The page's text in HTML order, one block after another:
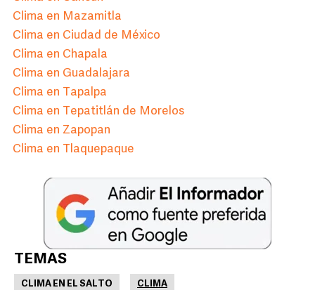
Clima en Mazamitla
Clima en Ciudad de México
Clima en Chapala
Clima en Guadalajara
Clima en Tapalpa
Clima en Tepatitlán de Morelos
Clima en Zapopan
Clima en Tlaquepaque
TEMAS
CLIMA EN EL SALTO CLIMA